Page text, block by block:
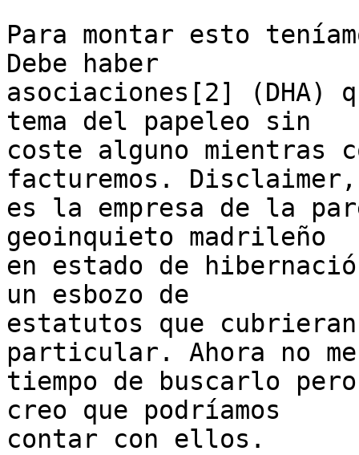
Para montar esto
Debe haber
asociaciones[2]
tema del papeleo sin
coste alguno mientras
facturemos. Disclaimer,
es la empresa de la
geoinquieto madrileño
en estado de
un esbozo de
estatutos que
particular. Ahora no
tiempo de buscarlo
creo que podríamos
contar con ellos.